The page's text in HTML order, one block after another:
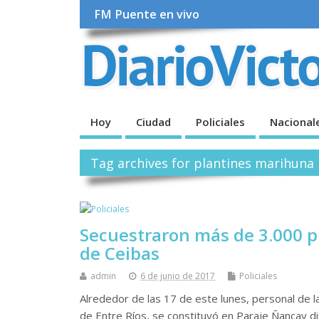
FM Puente en vivo
Hoy Ciudad Policiales
Tag archives for plantines marihuna
Secuestraron más de 3.000
de Ceibas
admin 6 de junio de 2017 Policiales
Alrededor de las 17 de este lunes, personal de
de Entre Ríos, se constituyó en Paraje Ñancay